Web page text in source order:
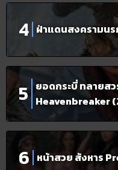
ฝ่าแดนสงครามนร
ยอดกระบี่ ทลายส
Heavenbreaker
หน้าสวย สังหาร